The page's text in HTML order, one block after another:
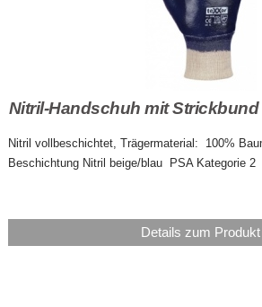
Nitril-Handschuh mit Strickbund
Nitril vollbeschichtet, Trägermaterial: 100%
Beschichtung Nitril beige/blau PSA Kategorie 2
Details zum Produkt